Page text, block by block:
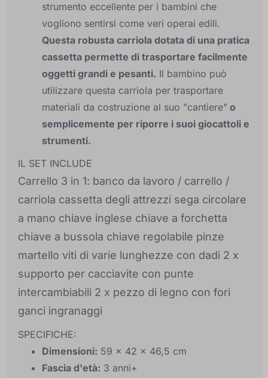
strumento eccellente per i bambini che
vogliono sentirsi come veri operai edili.
Questa robusta carriola dotata di una pratica
cassetta permette di trasportare facilmente
oggetti grandi e pesanti. Il bambino può
utilizzare questa carriola per trasportare
materiali da costruzione al suo "cantiere" o
semplicemente per riporre i suoi giocattoli e
strumenti.
IL SET INCLUDE
Carrello 3 in 1: banco da lavoro / carrello /
carriola cassetta degli attrezzi sega circolare
a mano chiave inglese chiave a forchetta
chiave a bussola chiave regolabile pinze
martello viti di varie lunghezze con dadi 2 x
supporto per cacciavite con punte
intercambiabili 2 x pezzo di legno con fori
ganci ingranaggi
SPECIFICHE:
Dimensioni: 59 x 42 x 46,5 cm
Fascia d'età: 3 anni+